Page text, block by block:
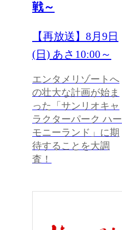
戦～
【再放送】8月9日
(日) あさ10:00～
エンタメリゾートへ
の壮大な計画が始ま
った「サンリオキャ
ラクターパーク ハー
モニーランド」に期
待することを大調
査！